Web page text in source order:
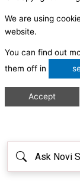
We are using
website.
You can find out
them off in
Accept